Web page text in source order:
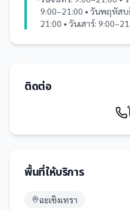
9:00–21:00 • วันพฤหัสบ
21:00 • วันเสาร์:
ติดต่อ
พื้นที่ให้บริการ
ฉะเชิงเทรา